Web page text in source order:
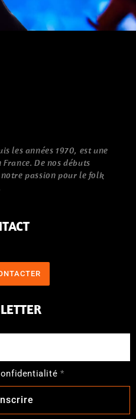
les années 1970, est une
De nos débuts
passion pour le folk
*